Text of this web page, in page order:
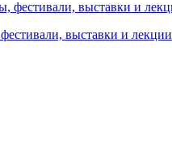
выставки и лекции